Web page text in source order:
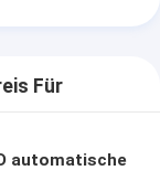
Für
automatische